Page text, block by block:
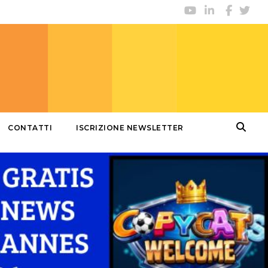
CONTATTI ISCRIZIONE NEWSLETTER